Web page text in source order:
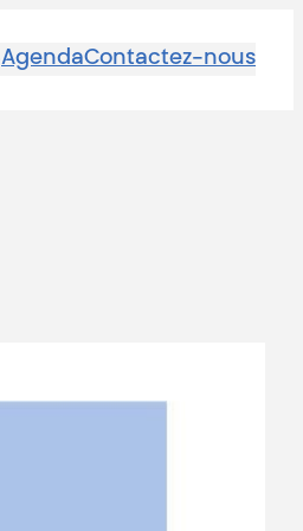
AgendaContactez-nous